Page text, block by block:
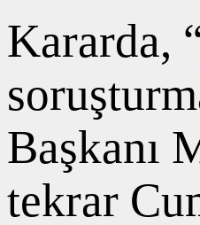
Kararda,
Başkanı
tekrar